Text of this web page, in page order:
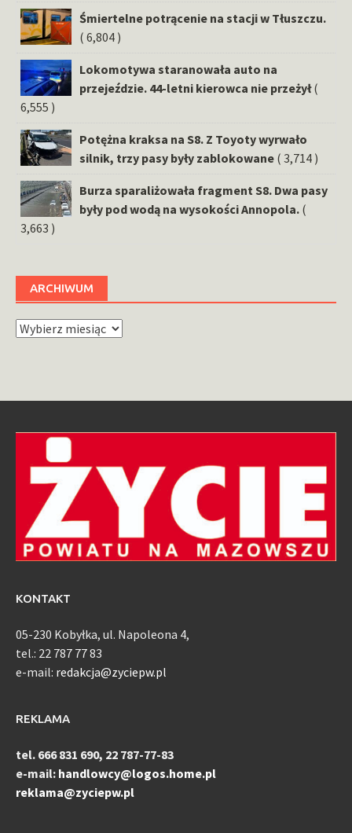
Śmiertelne potrącenie na stacji w Tłuszczu.
( 6,804 )
Lokomotywa staranowała auto na
przejeździe. 44-letni kierowca nie przeżył (
6,555 )
Potężna kraksa na S8. Z Toyoty wyrwało
silnik, trzy pasy były zablokowane ( 3,714 )
Burza sparaliżowała fragment S8. Dwa pasy
były pod wodą na wysokości Annopola. (
3,663 )
ARCHIWUM
Archiwum
KONTAKT
05-230 Kobyłka, ul. Napoleona 4,
tel.: 22 787 77 83
e-mail: redakcja@zyciepw.pl
REKLAMA
tel. 666 831 690, 22 787-77-83
e-mail: handlowcy@logos.home.pl
reklama@zyciepw.pl